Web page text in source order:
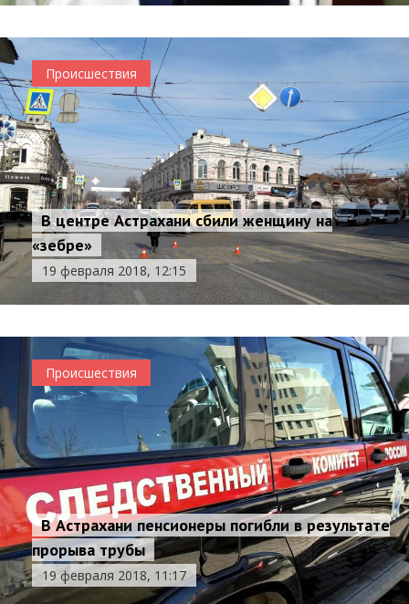
Происшествия
В центре Астрахани сбили женщину на
«зебре»
19 февраля 2018, 12:15
Происшествия
В Астрахани пенсионеры погибли в результате
прорыва трубы
19 февраля 2018, 11:17